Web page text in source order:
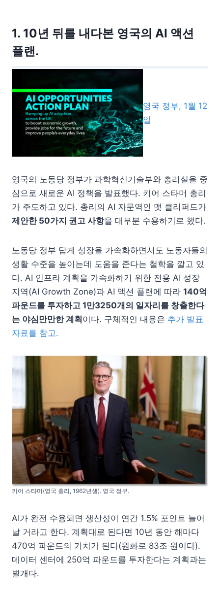
1. 10년 뒤를 내다본 영국의 AI 액션
플랜.
영국 정부, 1월 12
일
영국의 노동당 정부가 과학혁신기술부와 총리실을 중
심으로 새로운 AI 정책을 발표했다. 키어 스타머 총리
가 주도하고 있다. 총리의 AI 자문역인 맷 클리퍼드가
제안한 50가지 권고 사항을 대부분 수용하기로 했다.
노동당 정부 답게 성장을 가속화하면서도 노동자들의
생활 수준을 높이는데 도움을 준다는 철학을 깔고 있
다. AI 인프라 계획을 가속화하기 위한 전용 AI 성장
지역(AI Growth Zone)과 AI 액션 플랜에 따라 140억
파운드를 투자하고 1만3250개의 일자리를 창출한다
는 야심만만한 계획이다. 구체적인 내용은 추가 발표
자료를 참고.
키어 스타머(영국 총리, 1962년생). 영국 정부.
AI가 완전 수용되면 생산성이 연간 1.5% 포인트 늘어
날 거라고 한다. 계획대로 된다면 10년 동안 해마다
470억 파운드의 가치가 된다(원화로 83조 원이다).
데이터 센터에 250억 파운드를 투자한다는 계획과는
별개다.